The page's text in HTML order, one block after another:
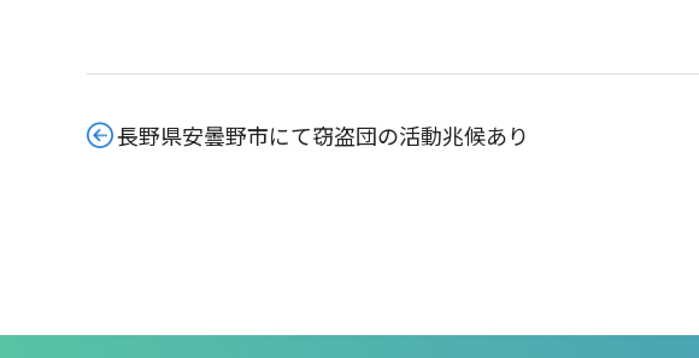
長野県安曇野市にて窃盗団の活動兆候あり